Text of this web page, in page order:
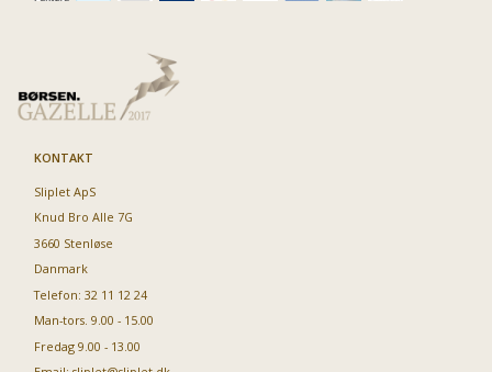
KONTAKT
Sliplet ApS
Knud Bro Alle 7G
3660 Stenløse
Danmark
Telefon: 32 11 12 24
Man-tors. 9.00 - 15.00
Fredag 9.00 - 13.00